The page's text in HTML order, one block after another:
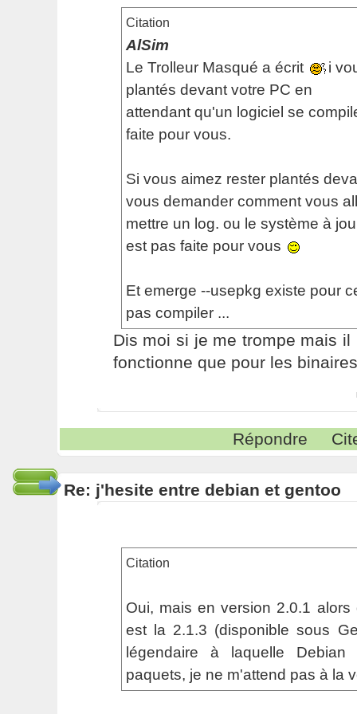
Citation
AlSim
Le Trolleur Masqué a écrit
i
plantés devant votre PC en
attendant qu'un logiciel se
faite pour vous.
Si vous aimez rester plantés
vous demander comment vous
mettre un log. ou le système à
est pas faite pour vous
Et emerge --usepkg existe pour
pas compiler ...
Dis moi si je me trompe mais
fonctionne que pour les
Répondre
Re: j'hesite entre debian et gentoo
Citation
Oui, mais en version 2.0.1
est la 2.1.3 (disponible sous
légendaire à laquelle
paquets, je ne m'attend pas à la